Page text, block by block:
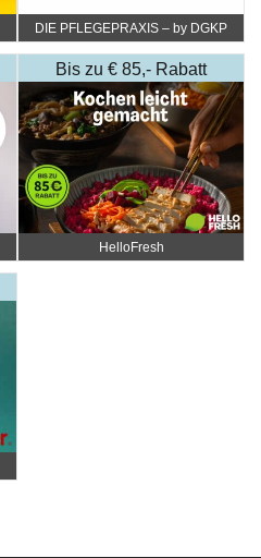
DIE PFLEGEPRAXIS – by DGKP
Bis zu € 85,- Rabatt
HelloFresh